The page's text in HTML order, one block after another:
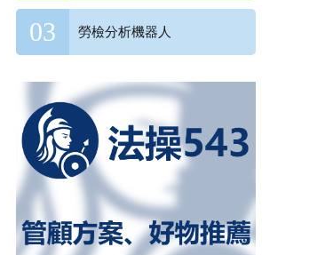
勞檢分析機器人